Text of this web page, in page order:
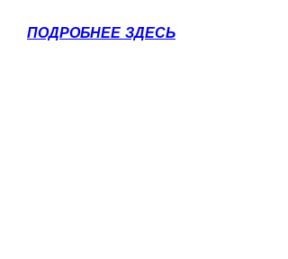
ПОДРОБНЕЕ ЗДЕСЬ